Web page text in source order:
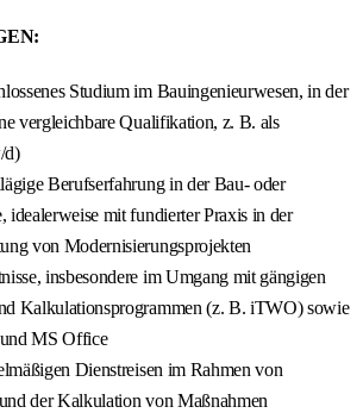
Studium im Bauingenieurwesen, in der
vergleichbare Qualifikation, z. B. als
d)
Berufserfahrung in der Bau- oder
idealerweise mit fundierter Praxis in der
von Modernisierungsprojekten
insbesondere im Umgang mit gängigen
Kalkulationsprogrammen (z. B. iTWO) sowie
MS Office
Dienstreisen im Rahmen von
der Kalkulation von Maßnahmen